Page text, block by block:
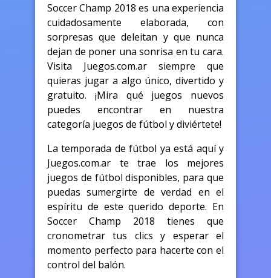
Soccer Champ 2018 es una experiencia
cuidadosamente elaborada, con
sorpresas que deleitan y que nunca
dejan de poner una sonrisa en tu cara.
Visita Juegos.com.ar siempre que
quieras jugar a algo único, divertido y
gratuito. ¡Mira qué juegos nuevos
puedes encontrar en nuestra
categoría juegos de fútbol y diviértete!
La temporada de fútbol ya está aquí y
Juegos.com.ar te trae los mejores
juegos de fútbol disponibles, para que
puedas sumergirte de verdad en el
espíritu de este querido deporte. En
Soccer Champ 2018 tienes que
cronometrar tus clics y esperar el
momento perfecto para hacerte con el
control del balón.